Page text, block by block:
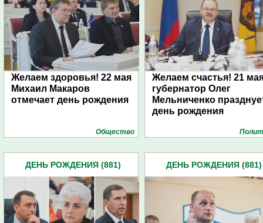
Желаем здоровья! 22 мая
Михаил Макаров
отмечает день рождения
Общество
Желаем счастья! 21
губернатор Олег
Мельниченко
день рождения
ДЕНЬ РОЖДЕНИЯ (881) ДЕНЬ РОЖДЕНИЯ (881)